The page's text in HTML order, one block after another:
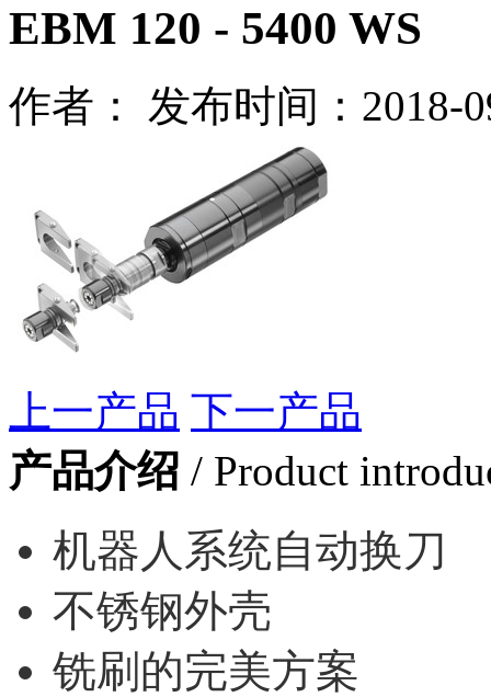
EBM 120 - 5400 WS
作者： 发布时间：2018-
上一产品 下一产品
产品介绍 / Product
机器人系统自动换刀
不锈钢外壳
铣刷的完美方案